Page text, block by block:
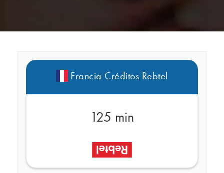
Francia Créditos Rebtel
125 min